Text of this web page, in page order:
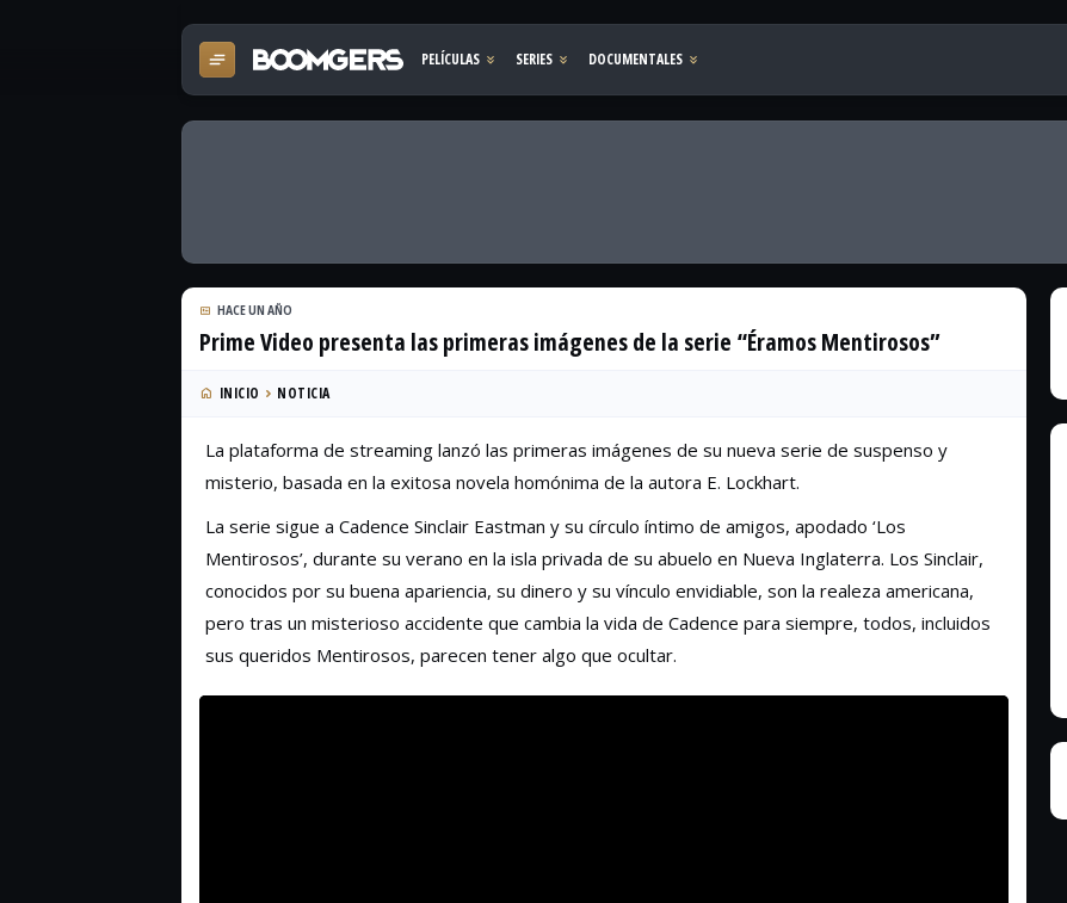
HACE UN AÑO
Prime Video presenta las primeras imágenes de la serie “Éramos Mentirosos”
INICIO NOTICIA
La plataforma de streaming lanzó las primeras imágenes de su nueva serie de suspenso y
misterio, basada en la exitosa novela homónima de la autora E. Lockhart.
La serie sigue a Cadence Sinclair Eastman y su círculo íntimo de amigos, apodado ‘Los
Mentirosos’, durante su verano en la isla privada de su abuelo en Nueva Inglaterra. Los Sinclair,
conocidos por su buena apariencia, su dinero y su vínculo envidiable, son la realeza americana,
pero tras un misterioso accidente que cambia la vida de Cadence para siempre, todos, incluidos
sus queridos Mentirosos, parecen tener algo que ocultar.